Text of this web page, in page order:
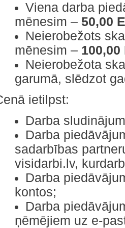
Viena darba
mēnesim – 50,00
Neierobežots
mēnesim – 100,00
Neierobežota
garumā, slēdzot
ietilpst:
Darba
Darba
sadarbības
visidarbi.lv,
Darba
kontos;
Darba
ņēmējiem uz e-